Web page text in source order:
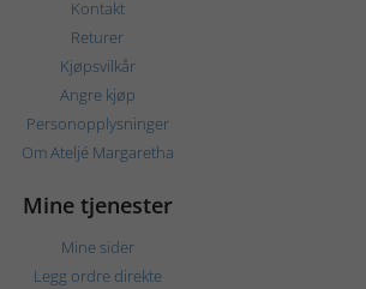
Kontakt
Returer
Kjøpsvilkår
Angre kjøp
Personopplysninger
Om Ateljé Margaretha
Mine tjenester
Mine sider
Legg ordre direkte